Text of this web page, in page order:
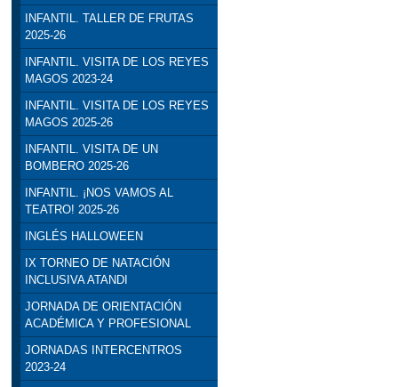
INFANTIL. TALLER DE FRUTAS
2025-26
INFANTIL. VISITA DE LOS REYES
MAGOS 2023-24
INFANTIL. VISITA DE LOS REYES
MAGOS 2025-26
INFANTIL. VISITA DE UN
BOMBERO 2025-26
INFANTIL. ¡NOS VAMOS AL
TEATRO! 2025-26
INGLÉS HALLOWEEN
IX TORNEO DE NATACIÓN
INCLUSIVA ATANDI
JORNADA DE ORIENTACIÓN
ACADÉMICA Y PROFESIONAL
JORNADAS INTERCENTROS
2023-24